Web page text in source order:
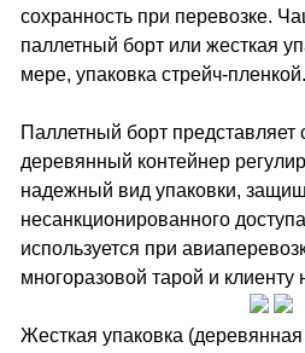
сохранность при перевозке.
паллетный борт или жесткая
мере, упаковка стрейч-пленкой.
Паллетный борт представляет
деревянный контейнер
надежный вид упаковки,
несанкционированного
используется при
многоразовой тарой и клиенту
Жесткая упаковка